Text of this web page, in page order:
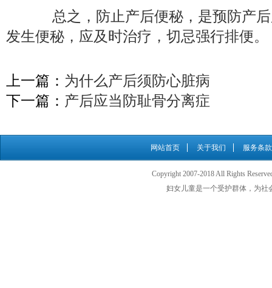
总之，防止产后便秘，是预防产后
发生便秘，应及时治疗，切忌强行排便。
上一篇： 为什么产后须防心脏病
下一篇： 产后应当防耻骨分离症
网站首页 关于我们 服务条款
Copyright 2007-2018 All Rights
妇女儿童是一个受护群体，为社